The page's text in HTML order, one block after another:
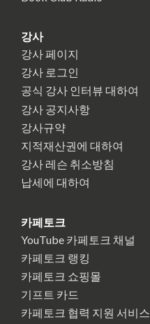
강사
강사 페이지
강사 로그인
공식 강사 인터뷰 대하여
강사 공지사항
강사규약
지적재산권에 대하여
강사 레슨 취소방침
납세에 대하여
카페토크
YouTube 카페토크 채널
카페토크 랭킹
카페토크 쇼핑몰
기프트 카드
카페토크 협력 지원 서비스